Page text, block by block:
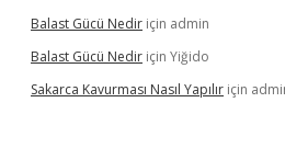
Balast Gücü Nedir için admin
Balast Gücü Nedir için Yiğido
Sakarca Kavurması Nasıl Yapılır için